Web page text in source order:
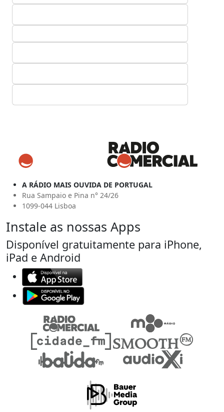
A RÁDIO MAIS OUVIDA DE PORTUGAL
Rua Sampaio e Pina n° 24/26
1099-044 Lisboa
Instale as nossas Apps
Disponível gratuitamente para iPhone,
iPad e Android